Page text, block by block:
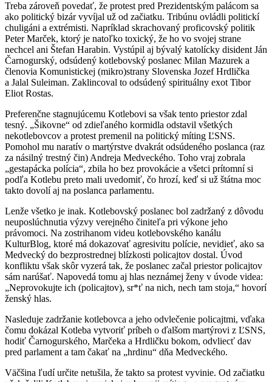
Treba zároveň povedať, že protest pred Prezidentským palácom sa
ako politický bizár vyvíjal už od začiatku. Tribúnu ovládli politickí
chuligáni a extrémisti. Napríklad skrachovaný proficovský politik
Peter Marček, ktorý je natoľko toxický, že ho vo svojej strane
nechcel ani Štefan Harabin. Vystúpil aj bývalý katolícky disident Ján
Čarnogurský, odsúdený kotlebovský poslanec Milan Mazurek a
členovia Komunistickej (mikro)strany Slovenska Jozef Hrdlička
a Jalal Suleiman. Zaklincoval to odsúdený spirituálny exot Tibor
Eliot Rostas.
Preferenčne stagnujúcemu Kotlebovi sa však tento priestor zdal
tesný. „Šikovne“ od zdieľaného kormidla odstavil všetkých
nekotlebovcov a protest premenil na politický míting ĽSNS.
Pomohol mu naratív o martýrstve dvakrát odsúdeného poslanca (raz
za násilný trestný čin) Andreja Medveckého. Toho vraj zobrala
„gestapácka polícia“, zbila ho bez provokácie a všetci prítomní si
podľa Kotlebu preto mali uvedomiť, čo hrozí, keď si už štátna moc
takto dovolí aj na poslanca parlamentu.
Lenže všetko je inak. Kotlebovský poslanec bol zadržaný z dôvodu
neuposlúchnutia výzvy verejného činiteľa pri výkone jeho
právomoci. Na zostrihanom videu kotlebovského kanálu
KulturBlog, ktoré má dokazovať agresivitu polície, nevidieť, ako sa
Medvecký do bezprostrednej blízkosti policajtov dostal. Úvod
konfliktu však skôr vyzerá tak, že poslanec začal priestor policajtov
sám narúšať. Napovedá tomu aj hlas neznámej ženy v úvode videa:
„Neprovokujte ich (policajtov), sr*ť na nich, nech tam stoja,“ hovorí
ženský hlas.
Nasleduje zadržanie kotlebovca a jeho odvlečenie policajtmi, vďaka
čomu dokázal Kotleba vytvoriť príbeh o ďalšom martýrovi z ĽSNS,
hodiť Čarnogurského, Marčeka a Hrdličku bokom, odvliecť dav
pred parlament a tam čakať na „hrdinu“ dňa Medveckého.
Väčšina ľudí určite netušila, že takto sa protest vyvinie. Od začiatku